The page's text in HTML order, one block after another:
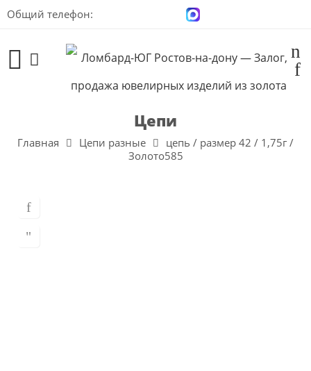
Общий телефон:
Цепи
Главная Цепи разные
цепь / размер 42 / 1,75г /
Золото585